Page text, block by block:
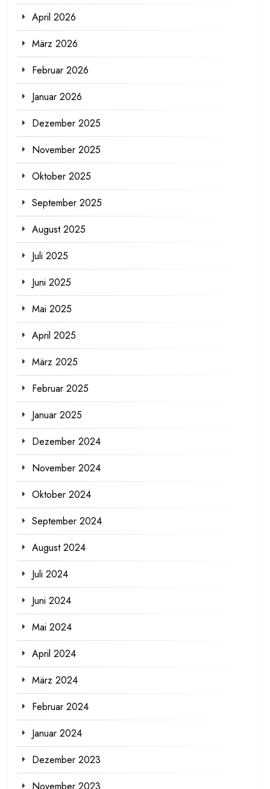
April 2026
März 2026
Februar 2026
Januar 2026
Dezember 2025
November 2025
Oktober 2025
September 2025
August 2025
Juli 2025
Juni 2025
Mai 2025
April 2025
März 2025
Februar 2025
Januar 2025
Dezember 2024
November 2024
Oktober 2024
September 2024
August 2024
Juli 2024
Juni 2024
Mai 2024
April 2024
März 2024
Februar 2024
Januar 2024
Dezember 2023
November 2023